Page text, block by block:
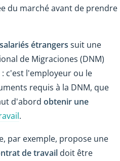
du marché avant de prendre
étrangers suit une
de Migraciones (DNM)
: c'est l'employeur ou le
requis à la DNM, que
d'abord obtenir une
.
par exemple, propose une
de travail doit être